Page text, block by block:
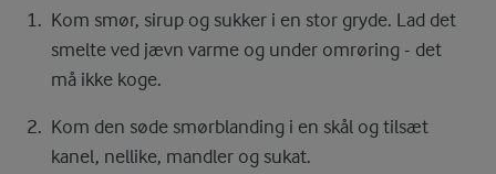
Kom smør, sirup og sukker i en stor gryde. Lad det
smelte ved jævn varme og under omrøring - det
må ikke koge.
Kom den søde smørblanding i en skål og tilsæt
kanel, nellike, mandler og sukat.